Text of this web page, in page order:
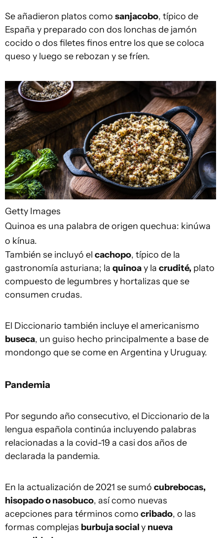
Se añadieron platos como sanjacobo, típico de
España y preparado con dos lonchas de jamón
cocido o dos filetes finos entre los que se coloca
queso y luego se rebozan y se fríen.
Getty Images
Quinoa es una palabra de origen quechua: kinúwa
o kínua.
También se incluyó el cachopo, típico de la
gastronomía asturiana; la quinoay la crudité, plato
compuesto de legumbres y hortalizas que se
consumen crudas.
El Diccionario también incluye el americanismo
buseca, un guiso hecho principalmente a base de
mondongo que se come en Argentina y Uruguay.
Pandemia
Por segundo año consecutivo, el Diccionario de la
lengua española continúa incluyendo palabras
relacionadas a la covid-19 a casi dos años de
declarada la pandemia.
En la actualización de 2021 se sumó cubrebocas,
hisopado o nasobuco, así como nuevas
acepciones para términos como cribado, o las
formas complejas burbuja socialy nueva